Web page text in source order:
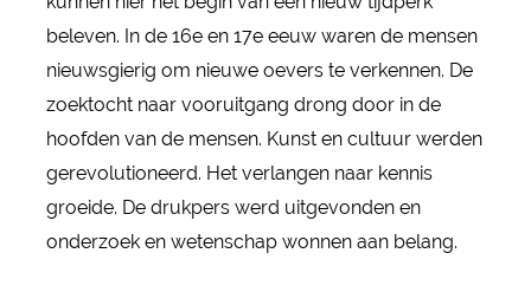
beleven. In de 16e en 17e eeuw waren de mensen
nieuwsgierig om nieuwe oevers te verkennen. De
zoektocht naar vooruitgang drong door in de
hoofden van de mensen. Kunst en cultuur werden
gerevolutioneerd. Het verlangen naar kennis
groeide. De drukpers werd uitgevonden en
onderzoek en wetenschap wonnen aan belang.